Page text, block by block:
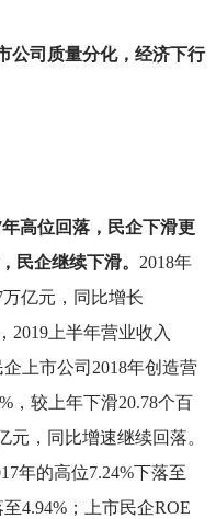
公司质量分化，经济下行
高位回落，民企下滑更
民企继续下滑。 2018年
亿元，同比增长
2019上半年营业收入
上市公司2018年创造营
，较上年下滑20.78个百
元，同比增速继续回落。
年的高位7.24%下落至
4.94%；上市民企ROE